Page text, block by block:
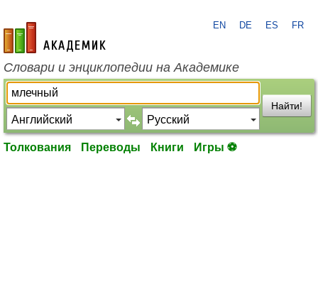
academic.ru
EN DE ES FR
Словари и энциклопедии на Академике
Найти!
Толкования Переводы Книги Игры ⚽